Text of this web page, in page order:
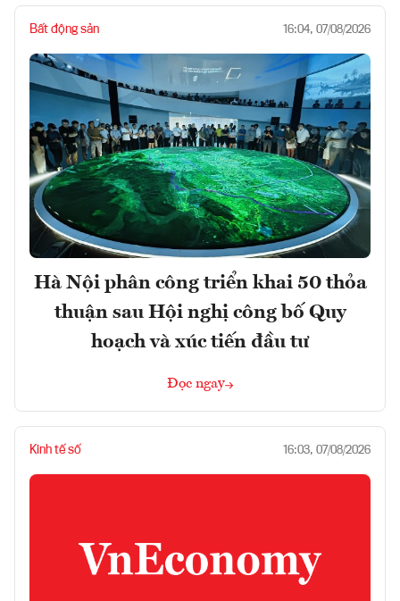
Bất động sản 16:04, 07/08/2026
Hà Nội phân công triển khai 50 thỏa
thuận sau Hội nghị công bố Quy
hoạch và xúc tiến đầu tư
Đọc ngay
Kinh tế số 16:03, 07/08/2026